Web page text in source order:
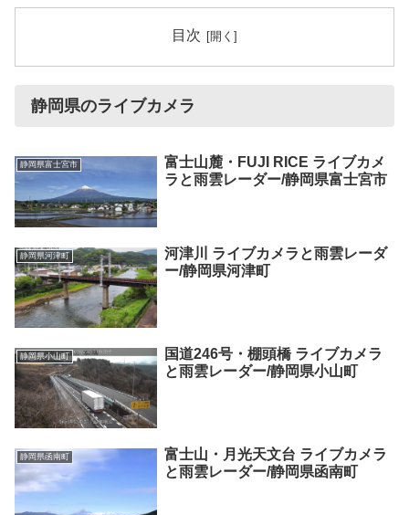
目次
静岡県のライブカメラ
静岡県富士宮市
富士山麓・FUJI RICE ライブカメ
ラと雨雲レーダー/静岡県富士宮市
静岡県河津町
河津川 ライブカメラと雨雲レーダ
ー/静岡県河津町
静岡県小山町
国道246号・棚頭橋 ライブカメラ
と雨雲レーダー/静岡県小山町
静岡県函南町
富士山・月光天文台 ライブカメラ
と雨雲レーダー/静岡県函南町